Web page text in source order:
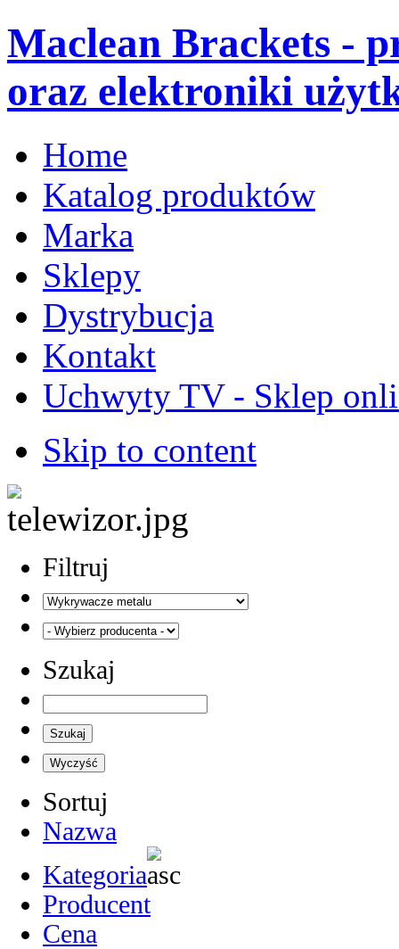
Maclean Brackets -
oraz elektroniki
Home
Katalog produktów
Marka
Sklepy
Dystrybucja
Kontakt
Uchwyty TV - Sklep
Skip to content
Filtruj
Szukaj
Sortuj
Nazwa
Kategoria
Producent
Cena